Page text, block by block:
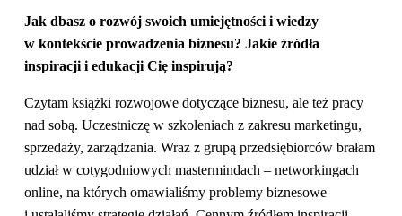
Jak dbasz o rozwój swoich umiejętności i wiedzy
w kontekście prowadzenia biznesu? Jakie źródła
inspiracji i edukacji Cię inspirują?
Czytam książki rozwojowe dotyczące biznesu, ale też pracy
nad sobą. Uczestniczę w szkoleniach z zakresu marketingu,
sprzedaży, zarządzania. Wraz z grupą przedsiębiorców brałam
udział w cotygodniowych mastermindach – networkingach
online, na których omawialiśmy problemy biznesowe